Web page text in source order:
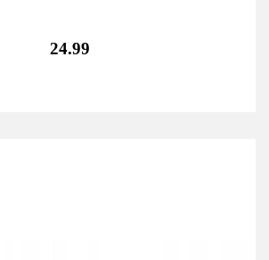
24.99